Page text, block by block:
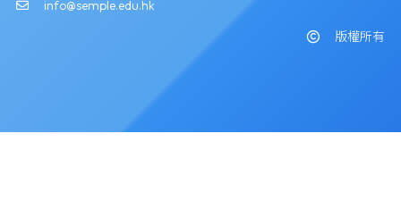
info@semple.edu.hk
版權所有